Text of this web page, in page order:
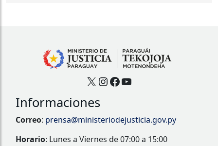
X Instagram
Facebook
YouTube
Informaciones
Correo: prensa@ministeriodejusticia.gov.py
Horario: Lunes a Viernes de 07:00 a 15:00